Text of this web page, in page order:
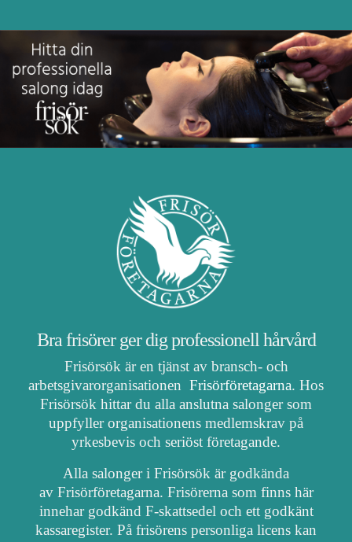
Bra frisörer ger dig professionell hårvård
Frisörsök är en tjänst av bransch- och
arbetsgivarorganisationen Frisörföretagarna. Hos
Frisörsök hittar du alla anslutna salonger som
uppfyller organisationens medlemskrav på
yrkesbevis och seriöst företagande.
Alla salonger i Frisörsök är godkända
av Frisörföretagarna. Frisörerna som finns här
innehar godkänd F-skattsedel och ett godkänt
kassaregister. På frisörens personliga licens kan